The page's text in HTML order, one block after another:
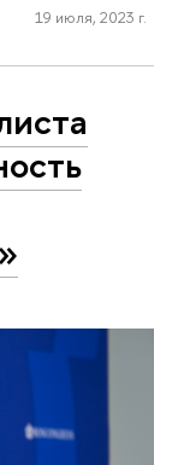
19 июля, 2023 г.